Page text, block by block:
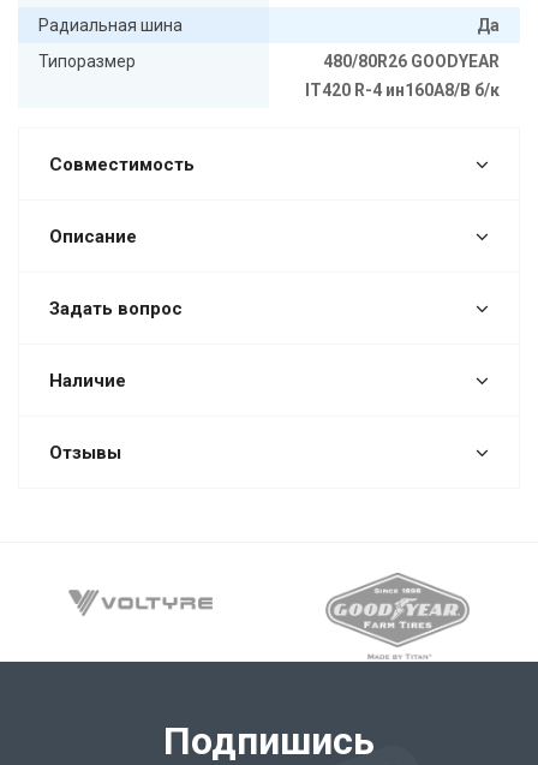
Радиальная шина
Да
Типоразмер
480/80R26 GOODYEAR
IT420 R-4 ин160А8/В б/к
Совместимость
Описание
Задать вопрос
Наличие
Отзывы
Подпишись